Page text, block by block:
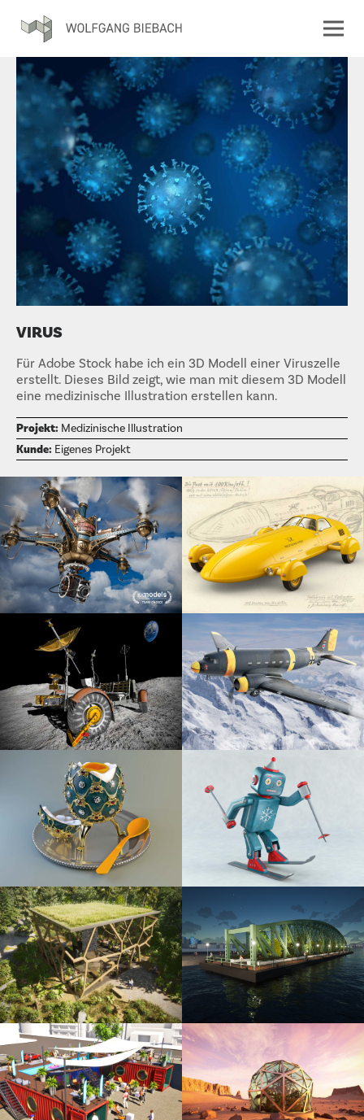
VIRUS
Für Adobe Stock habe ich ein 3D Modell einer Viruszelle
erstellt. Dieses Bild zeigt, wie man mit diesem 3D Modell
eine medizinische Illustration erstellen kann.
Projekt: Medizinische Illustration
Kunde: Eigenes Projekt